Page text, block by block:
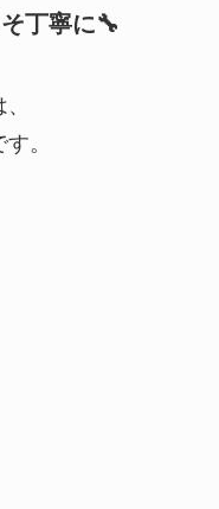
丁寧に🔧
す。